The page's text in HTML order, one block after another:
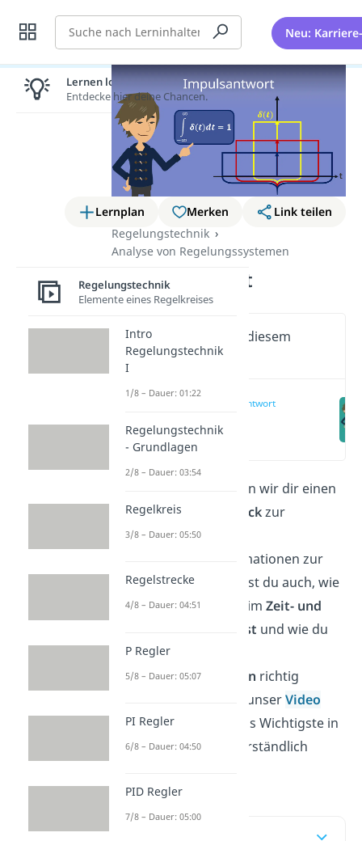
Suche Neu:
Lernplan Merken
Link teilen
Regelungstechnik
Analyse von Regelungssystemen
Impulsantwort
Wichtige Inhalte in diesem
Video
Impulsantwort
(00:14)
In diesem Artikel geben wir dir einen
vollständigen Überblickzur
Impulsantwort. Neben
grundlegenden Informationen zur
Impulsfunktion erfährst du auch, wie
du die Impulsantwort im Zeit- und
Bildbereich berechnest und wie du
die Endwertsätze der
Laplacetransformation richtig
anwendest. Schau dir unserVideo
dazu an, in dem wir das Wichtigste in
unter fünf Minuten verständlich
Lernen lohnt sich!
Entdecke hier deine Chancen.
Regelungstechnik
Elemente eines Regelkreises
Intro
Regelungstechnik
I
1/8 – Dauer: 01:22
Regelungstechnik
- Grundlagen
2/8 – Dauer: 03:54
Regelkreis
3/8 – Dauer: 05:50
Regelstrecke
4/8 – Dauer: 04:51
P Regler
5/8 – Dauer: 05:07
PI Regler
6/8 – Dauer: 04:50
PID Regler
7/8 – Dauer: 05:00